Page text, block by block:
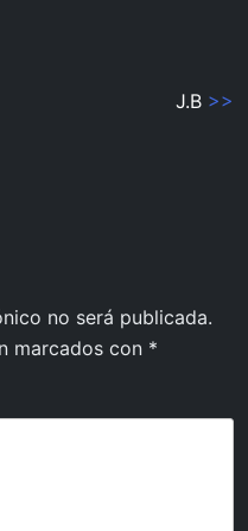
J.B >>
no será publicada.
marcados con *